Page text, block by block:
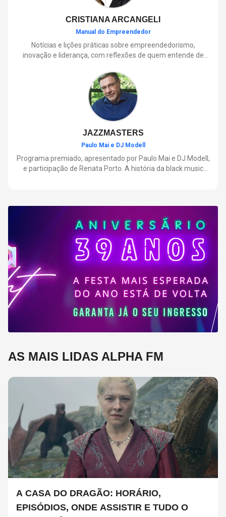
CRISTIANA ARCANGELI
Manual do Empreendedor
Notícias e lições práticas sobre empreendedorismo,
inovação e liderança, com reflexões de quem entende de
JAZZMASTERS
Paulo Mai e DJ Modell
Programa premiado, apresentado por Paulo Mai e DJ Modell,
e participação de Renata Porto. A história da black music
AS MAIS LIDAS ALPHA FM
A CASA DO DRAGÃO: HORÁRIO,
EPISÓDIOS, ONDE ASSISTIR E TUDO O